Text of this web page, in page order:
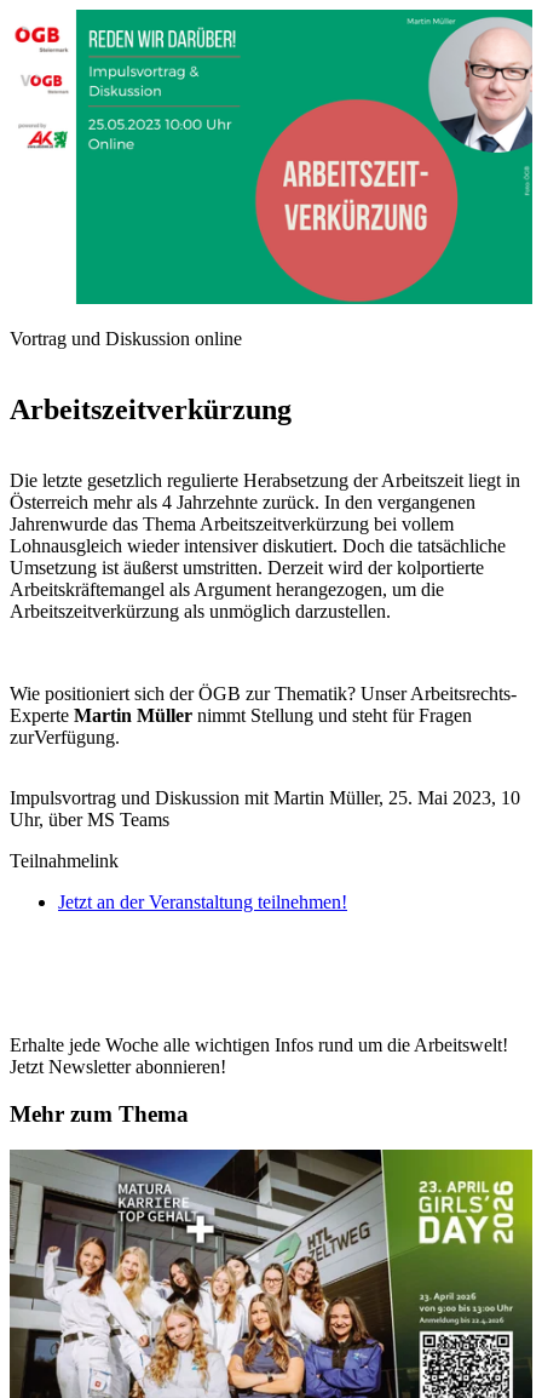
Vortrag und Diskussion online
Arbeitszeitverkürzung
Die letzte gesetzlich regulierte Herabsetzung der Arbeitszeit liegt in
Österreich mehr als 4 Jahrzehnte zurück. In den vergangenen
Jahrenwurde das Thema Arbeitszeitverkürzung bei vollem
Lohnausgleich wieder intensiver diskutiert. Doch die tatsächliche
Umsetzung ist äußerst umstritten. Derzeit wird der kolportierte
Arbeitskräftemangel als Argument herangezogen, um die
Arbeitszeitverkürzung als unmöglich darzustellen.
Wie positioniert sich der ÖGB zur Thematik? Unser Arbeitsrechts-
Experte Martin Müller nimmt Stellung und steht für Fragen
zurVerfügung.
Impulsvortrag und Diskussion mit Martin Müller, 25. Mai 2023, 10
Uhr, über MS Teams
Teilnahmelink
Jetzt an der Veranstaltung teilnehmen!
Erhalte jede Woche alle wichtigen Infos rund um die Arbeitswelt!
Jetzt Newsletter abonnieren!
Mehr zum Thema